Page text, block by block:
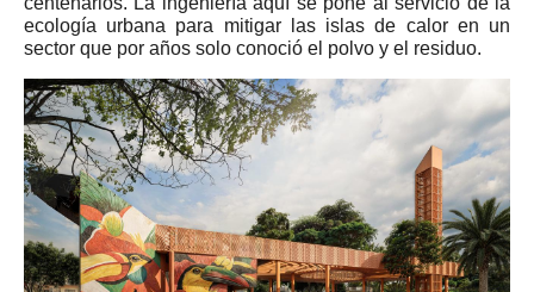
ecología urbana para mitigar las islas de calor en un
sector que por años solo conoció el polvo y el residuo.